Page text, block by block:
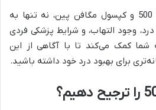
انتخاب صحیح بین مگافن 500 و کپسول مگافن پین، نه تنها به
وجود التهاب، و شرایط پزشکی فردی
کمک می‌کند تا با آگاهی از این
برای بهبود درد خود داشته باشید.